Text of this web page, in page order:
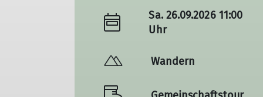
Sa. 26.09.2026 11:00
Uhr
Wandern